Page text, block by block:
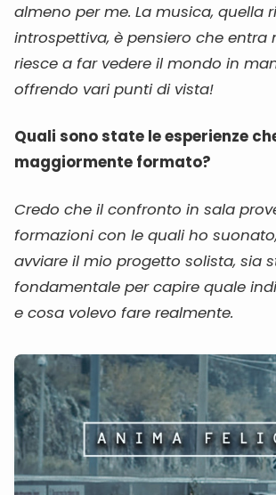
almeno per me. La musica, quella
introspettiva, è pensiero che entra
riesce a far vedere il mondo in
offrendo vari punti di vista!
Quali sono state le esperienze
maggiormente formato?
Credo che il confronto in sala
formazioni con le quali ho
avviare il mio progetto solista, sia
fondamentale per capire quale
e cosa volevo fare realmente.